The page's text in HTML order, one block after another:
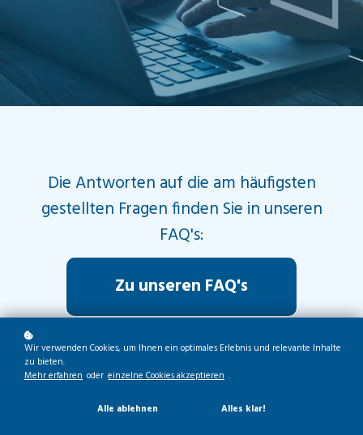
Die Antworten auf die am häufigsten
gestellten Fragen finden Sie in unseren
FAQ's:
Zu unseren FAQ's
Sollten Sie dort keine passende Antwort
finden, kontaktieren Sie uns gerne über
Wir verwenden Cookies, um Ihnen ein optimales Erlebnis und relevante Inhalte
zu bieten.
Mehr erfahren oder einzelne Cookies akzeptieren .
Alle ablehnen Alles klar!